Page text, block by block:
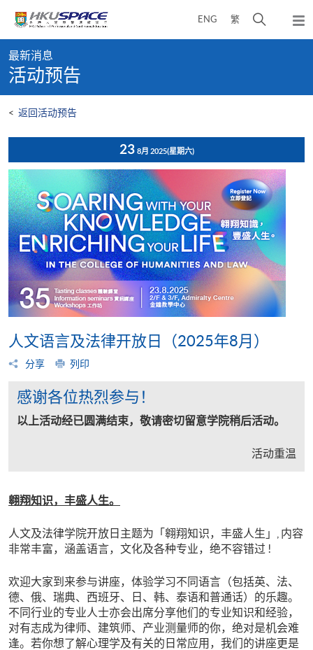
content
ENG 繁
开
弹
出
content
start
最新消息
活动预告
< 返回活动预告
23 8月 2025(星期六)
人文语言及法律开放日（2025年8月）
分享 列印
感谢各位热烈参与！
以上活动经已圆满结束，敬请密切留意学院稍后活动。
活动重温
翱翔知识，丰盛人生。
人文及法律学院开放日主题为「翱翔知识，丰盛人生」, 内容
非常丰富，涵盖语言，文化及各种专业，绝不容错过 !
欢迎大家到来参与讲座，体验学习不同语言（包括英、法、
德、俄、瑞典、西班牙、日、韩、泰语和普通话）的乐趣。
不同行业的专业人士亦会出席分享他们的专业知识和经验，
对有志成为律师、建筑师、产业测量师的你，绝对是机会难
逢。若你想了解心理学及有关的日常应用，我们的讲座更是